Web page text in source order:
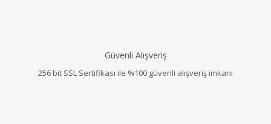
Güvenli Alışveriş
256 bit SSL Sertifikası ile %100 güvenli alışveriş imkanı